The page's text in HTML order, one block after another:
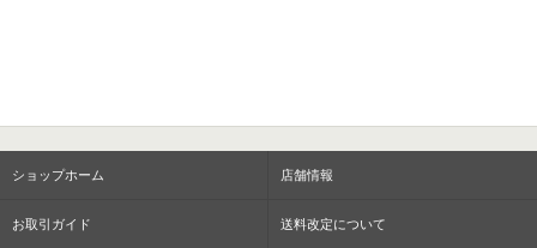
ショップホーム 店舗情報
お取引ガイド 送料改定について